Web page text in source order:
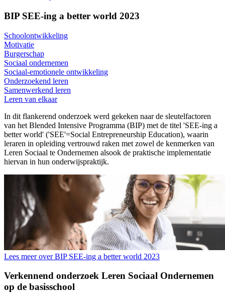
BIP SEE-ing a better world 2023
Schoolontwikkeling
Motivatie
Burgerschap
Sociaal ondernemen
Sociaal-emotionele ontwikkeling
Onderzoekend leren
Samenwerkend leren
Leren van elkaar
In dit flankerend onderzoek werd gekeken naar de sleutelfactoren
van het Blended Intensive Programma (BIP) met de titel 'SEE-ing a
better world' ('SEE'=Social Entrepreneurship Education), waarin
leraren in opleiding vertrouwd raken met zowel de kenmerken van
Leren Sociaal te Ondernemen alsook de praktische implementatie
hiervan in hun onderwijspraktijk.
Lees meer over BIP SEE-ing a better world 2023
Verkennend onderzoek Leren Sociaal Ondernemen
op de basisschool